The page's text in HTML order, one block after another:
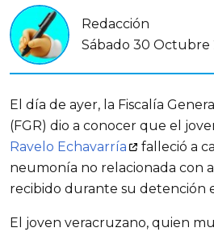
Redacción
Sábado 30 Octubre
El día de ayer, la Fiscalía
(FGR) dio a conocer que el
Ravelo Echavarría
falleció a
neumonía no relacionada con
recibido durante su detención
El joven veracruzano, quien